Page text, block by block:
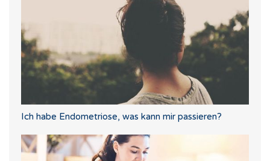
Ich habe Endometriose, was kann mir passieren?